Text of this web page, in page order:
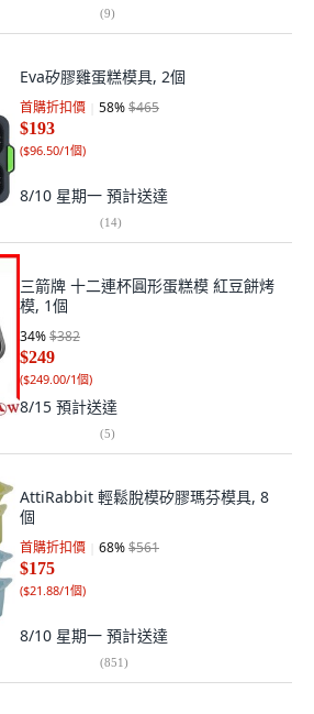
(9)
Eva矽膠雞蛋糕模具, 2個
首購折扣價 58%$465
$193
($96.50/1個)
8/10 星期一 預計送達
(14)
三箭牌 十二連杯圓形蛋糕模 紅豆餅烤
模, 1個
34%$382
$249
($249.00/1個)
8/15 預計送達
(5)
AttiRabbit 輕鬆脫模矽膠瑪芬模具, 8
個
首購折扣價 68%$561
$175
($21.88/1個)
8/10 星期一 預計送達
(851)